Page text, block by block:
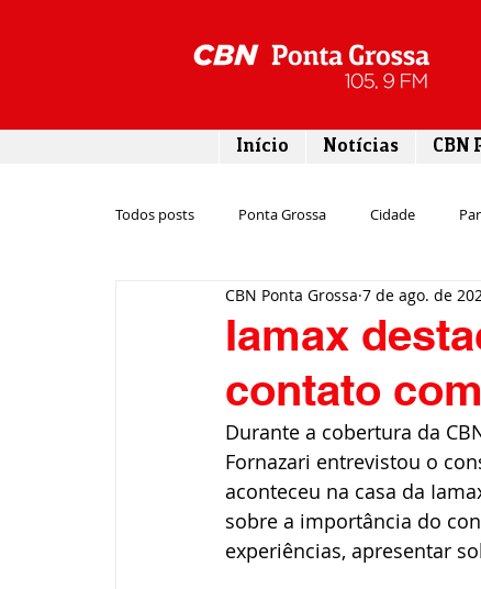
Início Notícias CBN
Todos posts Ponta Grossa Cidade
Emprego Campos Gerais
Rodovias Agronegócio
Iamax
contato
CBN Ponta Grossa 7 de ago. de
Durante a cobertura da
Fornazari entrevistou o
aconteceu na casa da
sobre a importância do
experiências, apresentar